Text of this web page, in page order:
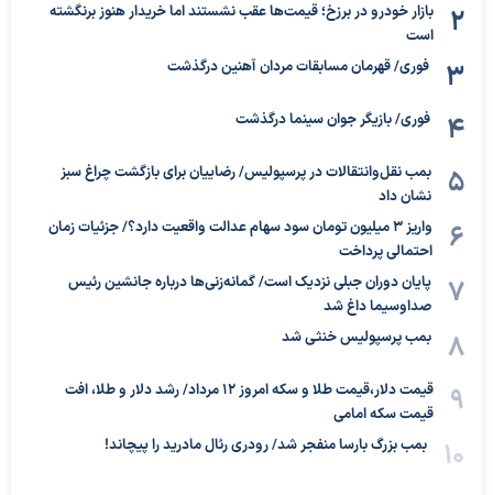
بازار خودرو در برزخ؛ قیمت‌ها عقب نشستند اما خریدار هنوز برنگشته
است
فوری/ قهرمان مسابقات مردان آهنین درگذشت
فوری/ بازیگر جوان سینما درگذشت
بمب نقل‌وانتقالات در پرسپولیس/ رضاییان برای بازگشت چراغ سبز
نشان داد
واریز ۳ میلیون تومان سود سهام عدالت واقعیت دارد؟/ جزئیات زمان
احتمالی پرداخت
پایان دوران جبلی نزدیک است/ گمانه‌زنی‌ها درباره جانشین رئیس
صداوسیما داغ شد
بمب پرسپولیس خنثی شد
قیمت دلار،قیمت طلا و سکه امروز ۱۲ مرداد/ رشد دلار و طلا، افت
قیمت سکه امامی
بمب بزرگ بارسا منفجر شد/ رودری رئال مادرید را پیچاند!